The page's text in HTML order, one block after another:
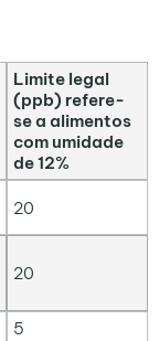
Limite legal
(ppb) refere-
se a alimentos
com umidade
de 12%
20
20
5